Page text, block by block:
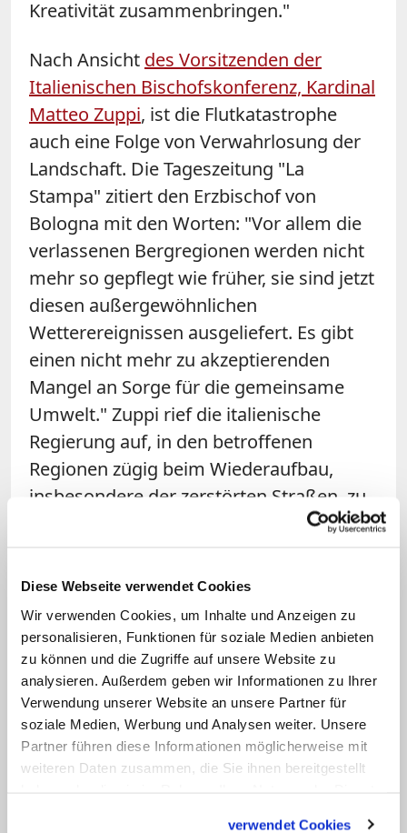
Diese Webseite verwendet Cookies
Wir verwenden Cookies, um Inhalte und Anzeigen zu
personalisieren, Funktionen für soziale Medien anbieten
zu können und die Zugriffe auf unsere Website zu
analysieren. Außerdem geben wir Informationen zu Ihrer
Verwendung unserer Website an unsere Partner für
soziale Medien, Werbung und Analysen weiter. Unsere
Partner führen diese Informationen möglicherweise mit
weiteren Daten zusammen, die Sie ihnen bereitgestellt
verwendet Cookies
Kreativität zusammenbringen."
Nach Ansicht des Vorsitzenden der
Italienischen Bischofskonferenz, Kardinal
Matteo Zuppi, ist die Flutkatastrophe
auch eine Folge von Verwahrlosung der
Landschaft. Die Tageszeitung "La
Stampa" zitiert den Erzbischof von
Bologna mit den Worten: "Vor allem die
verlassenen Bergregionen werden nicht
mehr so gepflegt wie früher, sie sind jetzt
diesen außergewöhnlichen
Wetterereignissen ausgeliefert. Es gibt
einen nicht mehr zu akzeptierenden
Mangel an Sorge für die gemeinsame
Umwelt." Zuppi rief die italienische
Regierung auf, in den betroffenen
Regionen zügig beim Wiederaufbau,
insbesondere der zerstörten Straßen, zu
helfen. Viele Gemeinden seien derzeit
in die Infrastruktur investiert werden.
Verheerendes Ausmaß
Zuppi erklärte weiter, dass die jüngste
Flutkatastrophe die Klimaerwärmung
erneut ins Bewusstsein rufe. Bei der am
Montag beginnenden Vollversammlung
werde es nicht nur um konkrete Hilfe für